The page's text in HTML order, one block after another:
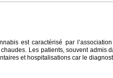
est caractérisé par
Les patients, souvent admis
et hospitalisations car le